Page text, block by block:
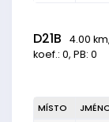
D21B 4.00
koef.: 0, PB: 0
MÍSTO